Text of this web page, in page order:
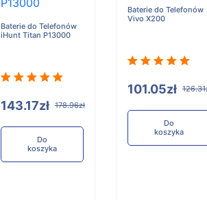
Baterie do Telefonów
iHunt Titan P13000
143.17zł 178.96zł
Do
koszyka
Baterie do Telefonów
Vivo X200
101.05zł
Do
koszyka